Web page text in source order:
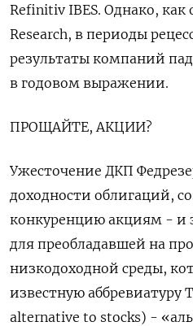
Refinitiv IBES. Однако, как
Research, в периоды
результаты компаний
в годовом выражении.
ПРОЩАЙТЕ, АКЦИИ?
Ужесточение ДКП
доходности облигаций,
конкуренцию акциям - и
для преобладавшей на
низкодоходной среды,
известную аббревиатуру
alternative to stocks) -